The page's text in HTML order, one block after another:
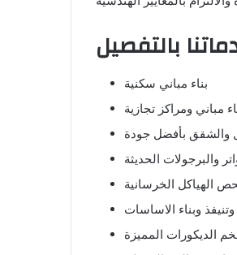
بالتفصيل
بناء مباني سكنية
مباني ومراكز تجازية
والشقق بأفضل جودة
والبرجولات الحديثة
الهياكل الخرسانية
وبناء الاساسات
الديكورات المميزة